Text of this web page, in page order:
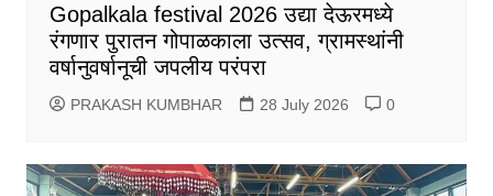
Gopalkala festival 2026 उद्या देऊरमध्ये
रंगणार पुरातन गोपाळकाला उत्सव, ग्रामस्थांनी
वर्षानुवर्षानूची जपलीय परंपरा
PRAKASH KUMBHAR 28 July 2026 0